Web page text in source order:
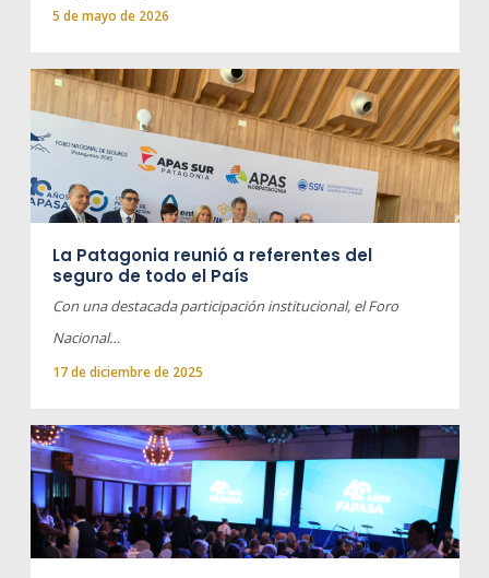
5 de mayo de 2026
La Patagonia reunió a referentes del
seguro de todo el País
Con una destacada participación institucional, el Foro
Nacional…
17 de diciembre de 2025